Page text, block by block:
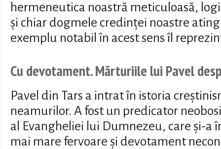
hermeneutica noastră meticuloasă,
și chiar dogmele credinței noastre
exemplu notabil în acest sens îl
Cu devotament. Mărturiile lui Pavel
Pavel din Tars a intrat în istoria
neamurilor. A fost un predicator
al Evangheliei lui Dumnezeu, care și-a
mai mare fervoare și devotament